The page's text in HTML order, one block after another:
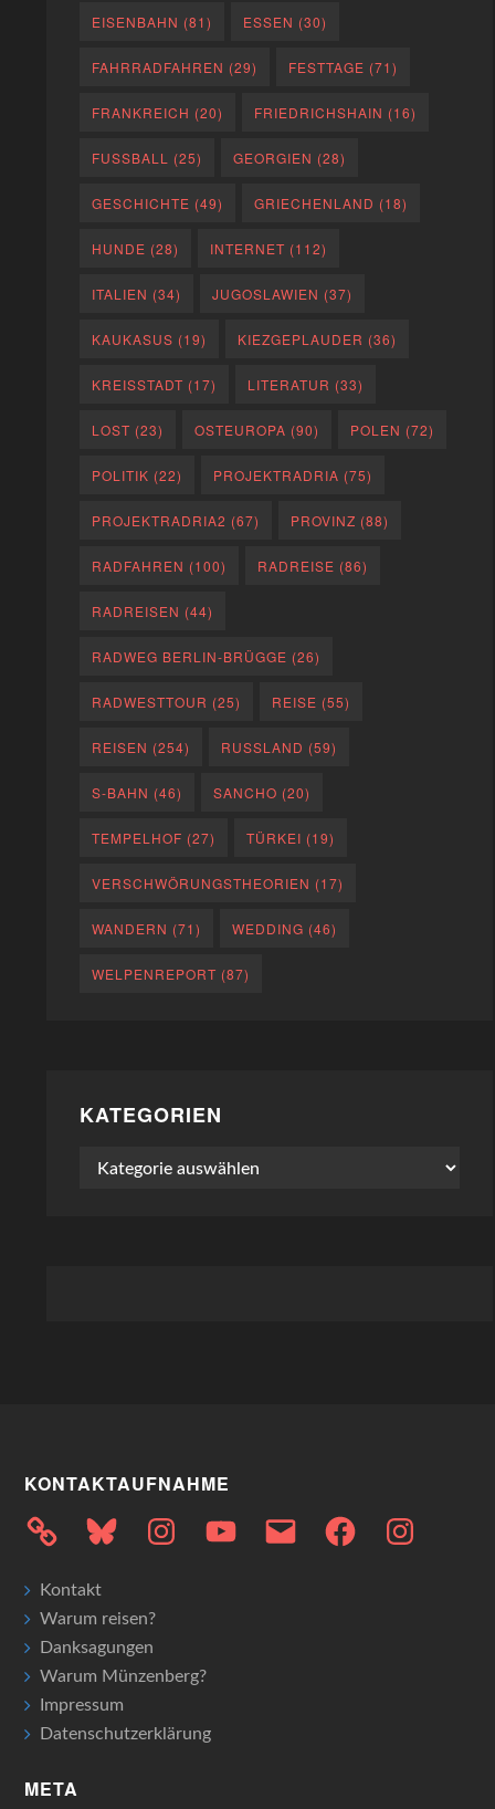
EISENBAHN (81) ESSEN (30)
FAHRRADFAHREN (29) FESTTAGE (71)
FRANKREICH (20) FRIEDRICHSHAIN (16)
FUSSBALL (25) GEORGIEN (28)
GESCHICHTE (49) GRIECHENLAND (18)
HUNDE (28) INTERNET (112)
ITALIEN (34) JUGOSLAWIEN (37)
KAUKASUS (19) KIEZGEPLAUDER (36)
KREISSTADT (17) LITERATUR (33)
LOST (23) OSTEUROPA (90) POLEN (72)
POLITIK (22) PROJEKTRADRIA (75)
PROJEKTRADRIA2 (67) PROVINZ (88)
RADFAHREN (100) RADREISE (86)
RADREISEN (44)
RADWEG BERLIN-BRÜGGE (26)
RADWESTTOUR (25) REISE (55)
REISEN (254) RUSSLAND (59)
S-BAHN (46) SANCHO (20)
TEMPELHOF (27) TÜRKEI (19)
VERSCHWÖRUNGSTHEORIEN (17)
WANDERN (71) WEDDING (46)
WELPENREPORT (87)
KATEGORIEN
Kategorien
KONTAKTAUFNAHME
Bluesky InstagramYouTubeE-
Mail
FacebookInstagram
Kontakt
Warum reisen?
Danksagungen
Warum Münzenberg?
Impressum
Datenschutzerklärung
META